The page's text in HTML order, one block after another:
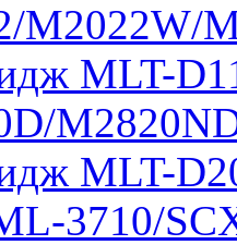
M2022W/
MLT-
MLT-
3710/